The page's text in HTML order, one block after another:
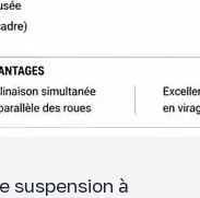
suspension à